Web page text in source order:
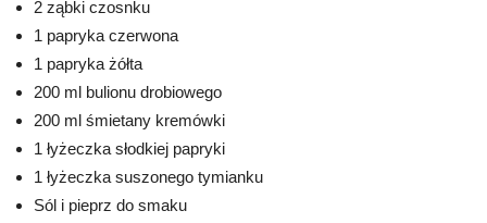
2 ząbki czosnku
1 papryka czerwona
1 papryka żółta
200 ml bulionu drobiowego
200 ml śmietany kremówki
1 łyżeczka słodkiej papryki
1 łyżeczka suszonego tymianku
Sól i pieprz do smaku